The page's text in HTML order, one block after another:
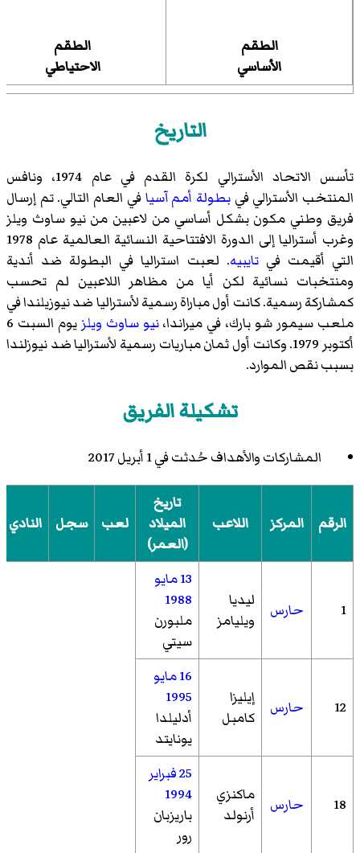
الطقم
الأساسي
الطقم
الاحتياطي
التاريخ
تأسس الاتحاد الأسترالي لكرة القدم في عام 1974، ونافس
المنتخب الأسترالي فيبطولة أمم آسيافي العام التالي. تم إرسال
فريق وطني مكون بشكل أساسي من لاعبين من نيو ساوث ويلز
وغرب أستراليا إلى الدورة الافتتاحية النسائية العالمية عام 1978
التي أقيمت فيتايبيه. لعبت استراليا في البطولة ضد أندية
ومنتخبات نسائية لكن أيا من مظاهر اللاعبين لم تحسب
كمشاركة رسمية. كانت أول مباراة رسمية لأستراليا ضد نيوزيلندا في
ملعب سيمور شو بارك، في ميراندا،نيو ساوث ويلز
يوم السبت 6
أكتوبر 1979. وكانت أول ثمان مباريات رسمية لأستراليا ضد نيوزلندا
بسبب نقص الموارد.
تشكيلة الفريق
المشاركات والأهداف حُدثت في 1 أبريل 2017
الرقم المركز اللاعب
تاريخ
الميلاد
(العمر)
لعب سجل النادي
1 حارس
ليديا
ويليامز
13 مايو
1988
ملبورن
سيتي
12 حارس
إيليزا
كامبل
16 مايو
1995
أدليلدا
يونايتد
18 حارس
ماكنزي
أرنولد
25 فبراير
1994
باريزبان
رور